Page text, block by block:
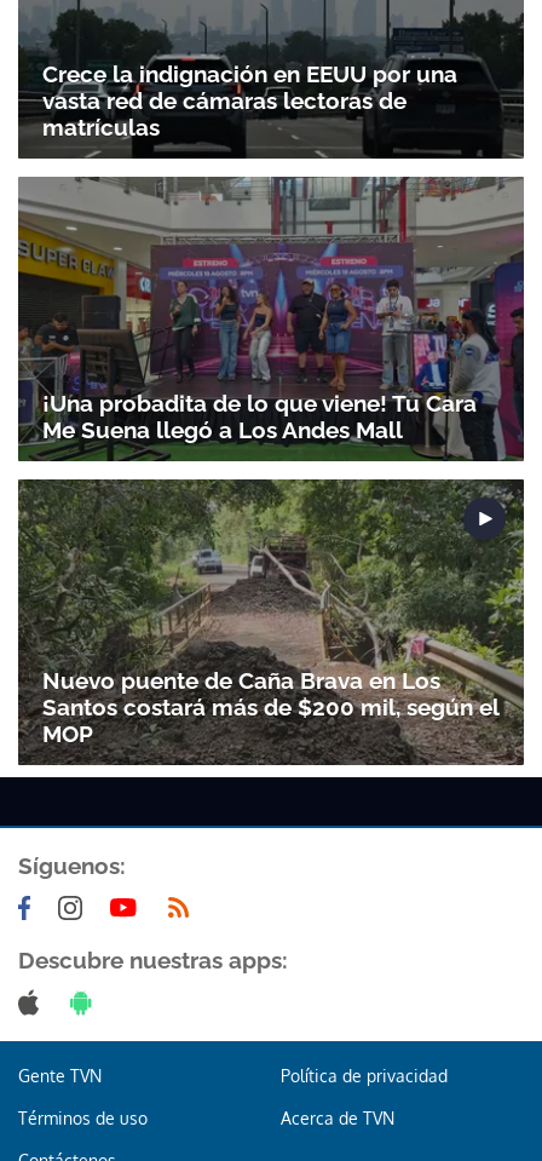
Crece la indignación en EEUU por una
vasta red de cámaras lectoras de
matrículas
¡Una probadita de lo que viene! Tu Cara
Me Suena llegó a Los Andes Mall
Nuevo puente de Caña Brava en Los
Santos costará más de $200 mil, según el
MOP
Síguenos:
Descubre nuestras apps:
Gente TVN Política de privacidad
Términos de uso Acerca de TVN